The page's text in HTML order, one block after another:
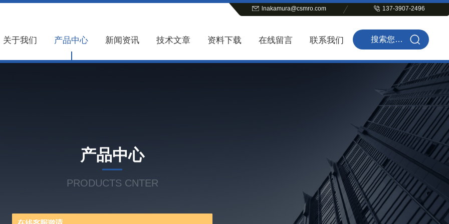
lnakamura@csmro.com 137-3907-2496
关于我们 产品中心 新闻资讯 技术文章 资料下载 在线留言 联系我们
产品中心
PRODUCTS CNTER